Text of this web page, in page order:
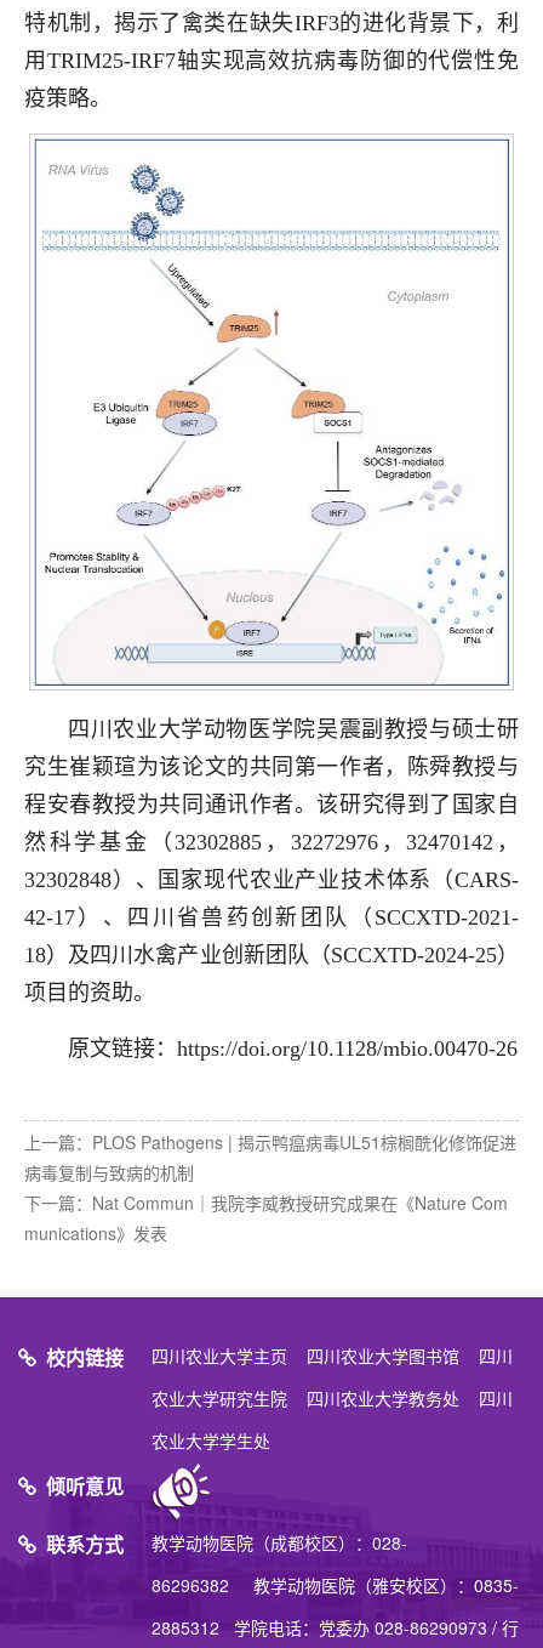
特机制，揭示了禽类在缺失IRF3的进化背景下，利
用TRIM25-IRF7轴实现高效抗病毒防御的代偿性免
疫策略。
四川农业大学动物医学院吴震副教授与硕士研
究生崔颖瑄为该论文的共同第一作者，陈舜教授与
程安春教授为共同通讯作者。该研究得到了国家自
然科学基金（32302885，32272976，32470142，
32302848）、国家现代农业产业技术体系（CARS-
42-17）、四川省兽药创新团队（SCCXTD-2021-
18）及四川水禽产业创新团队（SCCXTD-2024-25）
项目的资助。
原文链接：https://doi.org/10.1128/mbio.00470-26
上一篇： PLOS Pathogens | 揭示鸭瘟病毒UL51棕榈酰化修饰促进
病毒复制与致病的机制
下一篇： Nat Commun｜我院李威教授研究成果在《Nature Com
munications》发表
校内链接 四川农业大学主页 四川农业大学图书馆
四川
农业大学研究生院
四川农业大学教务处
四川
农业大学学生处
倾听意见
联系方式
教学动物医院（成都校区）：028-
86296382 教学动物医院（雅安校区）：0835-
2885312 学院电话：党委办 028-86290973 / 行